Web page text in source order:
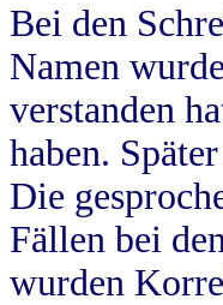
Bei den
Namen
verstanden
haben.
Die
Fällen bei
wurden